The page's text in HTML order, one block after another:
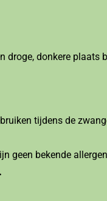
droge, donkere
tijdens de
geen bekende